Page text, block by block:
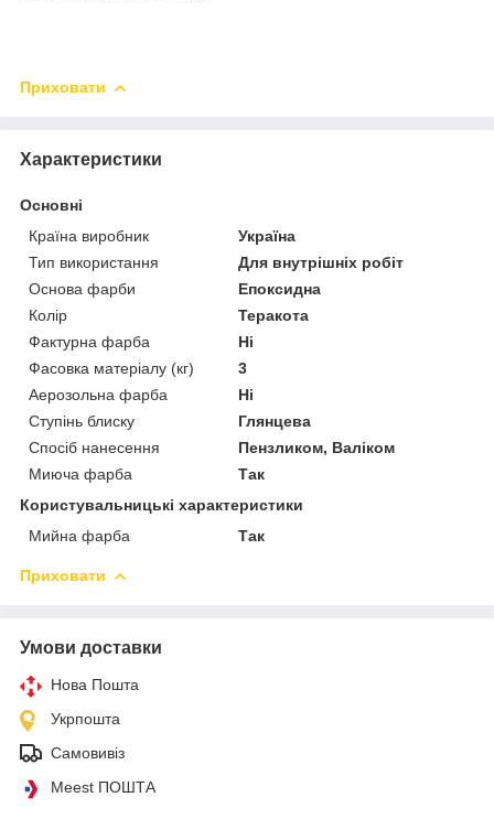
Приховати
Характеристики
Основні
Країна виробник
Україна
Тип використання
Для внутрішніх робіт
Основа фарби
Епоксидна
Колір
Теракота
Фактурна фарба
Ні
Фасовка матеріалу (кг)
3
Аерозольна фарба
Ні
Ступінь блиску
Глянцева
Спосіб нанесення
Пензликом, Валіком
Миюча фарба
Так
Користувальницькі характеристики
Мийна фарба
Так
Приховати
Умови доставки
Нова Пошта
Укрпошта
Самовивіз
Meest ПОШТА